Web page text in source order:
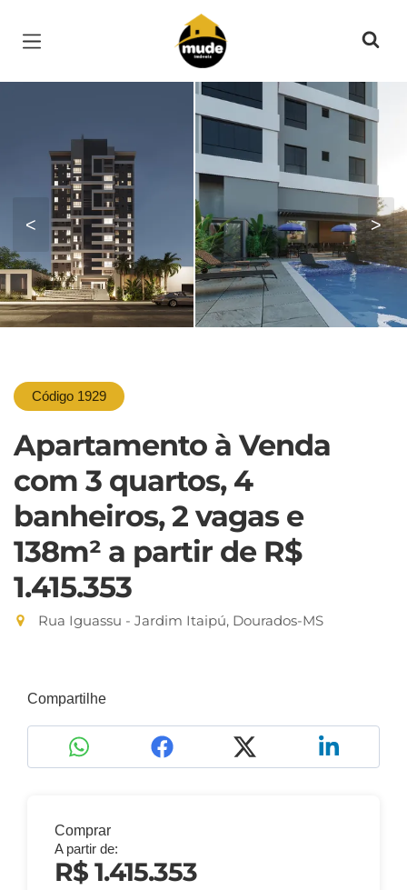
Página inicial
< >
Código 1929
Apartamento à Venda
com 3 quartos, 4
banheiros, 2 vagas e
138m² a partir de R$
1.415.353
Rua Iguassu - Jardim Itaipú, Dourados-MS
Compartilhe
Comprar
A partir de:
R$ 1.415.353